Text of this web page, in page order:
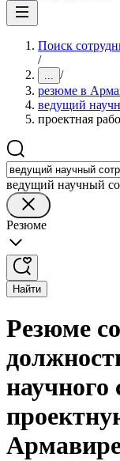
Поиск
/
... /
резюме в
ведущий
проектная
ведущий научный
Резюме
Найти
Резюме
научного